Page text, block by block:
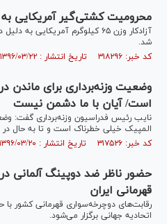
محرومیت کشتی‌گیر آمریکایی
آزادکار وزن ۶۵ کیلوگرم
شد.
کد خبر: ۳۱۸۲۹۶ تاریخ انتشار : ۱۳۹۶/۰۳/۲۲
وضعیت وزنه‌برداری برای ماندن
است/ آیان با ما دشمن نیست
نایب رئیس فدراسیون وزنه‌برداری گفت:
المپیک خیلی خطرناک است و تا به حال
کد خبر: ۳۱۷۵۲۶ تاریخ انتشار : ۱۳۹۶/۰۳/۲۰
حضور ناظر ضد دوپینگ آلمانی
قهرمانی ایران
رقابت‌های دوچرخه‌سواری قهرمانی کشور با
اتحادیه جهانی برگزار می‌شود.